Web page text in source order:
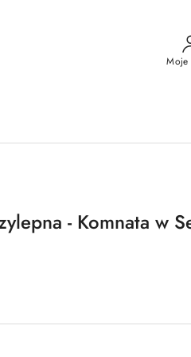
Moje
- Komnata w